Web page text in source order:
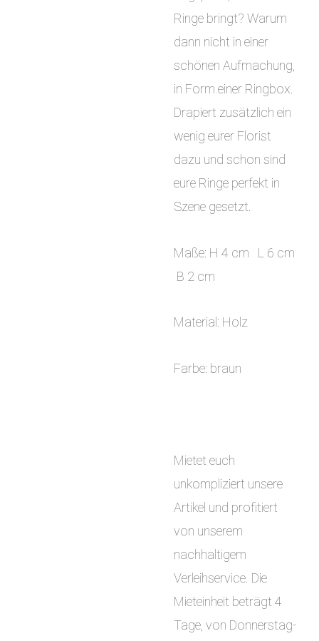
Ringe bringt? Warum
dann nicht in einer
schönen Aufmachung,
in Form einer Ringbox.
Drapiert zusätzlich ein
wenig eurer Florist
dazu und schon sind
eure Ringe perfekt in
Szene gesetzt.
Maße: H 4 cm L 6 cm
B 2 cm
Material: Holz
Farbe: braun
Mietet euch
unkompliziert unsere
Artikel und profitiert
von unserem
nachhaltigem
Verleihservice. Die
Mieteinheit beträgt 4
Tage, von Donnerstag-